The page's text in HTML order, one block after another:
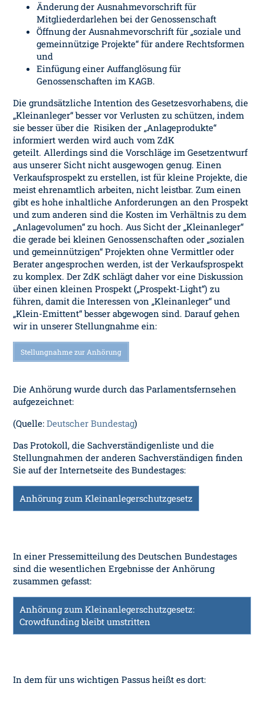
Änderung der Ausnahmevorschrift für
Mitgliederdarlehen bei der Genossenschaft
Öffnung der Ausnahmevorschrift für „soziale und
gemeinnützige Projekte“ für andere Rechtsformen
und
Einfügung einer Auffanglösung für
Genossenschaften im KAGB.
Die grundsätzliche Intention des Gesetzesvorhabens, die
„Kleinanleger“ besser vor Verlusten zu schützen, indem
sie besser über die Risiken der „Anlageprodukte“
informiert werden wird auch vom ZdK
geteilt. Allerdings sind die Vorschläge im Gesetzentwurf
aus unserer Sicht nicht ausgewogen genug. Einen
Verkaufsprospekt zu erstellen, ist für kleine Projekte, die
meist ehrenamtlich arbeiten, nicht leistbar. Zum einen
gibt es hohe inhaltliche Anforderungen an den Prospekt
und zum anderen sind die Kosten im Verhältnis zu dem
„Anlagevolumen“ zu hoch. Aus Sicht der „Kleinanleger“
die gerade bei kleinen Genossenschaften oder „sozialen
und gemeinnützigen“ Projekten ohne Vermittler oder
Berater angesprochen werden, ist der Verkaufsprospekt
zu komplex. Der ZdK schlägt daher vor eine Diskussion
über einen kleinen Prospekt („Prospekt-Light“) zu
führen, damit die Interessen von „Kleinanleger“ und
„Klein-Emittent“ besser abgewogen sind. Darauf gehen
wir in unserer Stellungnahme ein:
Stellungnahme zur Anhörung
Die Anhörung wurde durch das Parlamentsfernsehen
aufgezeichnet:
(Quelle:Deutscher Bundestag)
Das Protokoll, die Sachverständigenliste und die
Stellungnahmen der anderen Sachverständigen finden
Sie auf der Internetseite des Bundestages:
Anhörung zum Kleinanlegerschutzgesetz
In einer Pressemitteilung des Deutschen Bundestages
sind die wesentlichen Ergebnisse der Anhörung
zusammen gefasst:
Anhörung zum Kleinanlegerschutzgesetz:
Crowdfunding bleibt umstritten
In dem für uns wichtigen Passus heißt es dort: